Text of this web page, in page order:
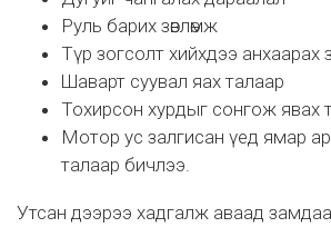
Руль барих зөвлөмж
Түр зогсолт хийхдээ анхаарах
Шаварт суувал яах талаар
Тохирсон хурдыг сонгож явах
Мотор ус залгисан үед ямар
талаар бичлээ.
Утсан дээрээ хадгалж аваад замдаа